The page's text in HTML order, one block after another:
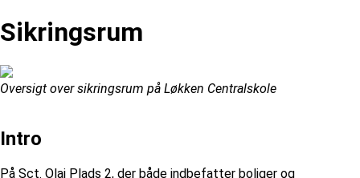
Sikringsrum
Oversigt over sikringsrum på Løkken Centralskole
Intro
På Sct. Olai Plads 2, der både indbefatter boliger og